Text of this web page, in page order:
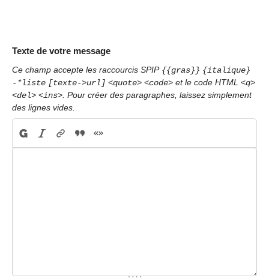
Texte de votre message
Ce champ accepte les raccourcis SPIP {{gras}} {italique}
-*liste [texte->url] <quote> <code> et le code HTML <q>
<del> <ins> . Pour créer des paragraphes, laissez simplement
des lignes vides.